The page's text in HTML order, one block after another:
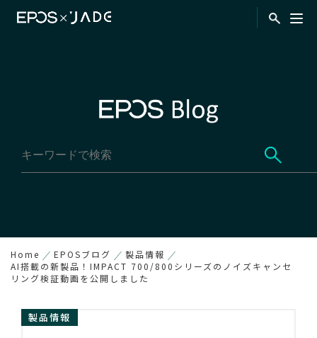
Home EPOSブログ
製品情報
AI搭載の新製品！IMPACT 700/800シリーズのノイズキャンセ
リング検証動画を公開しました
製品情報